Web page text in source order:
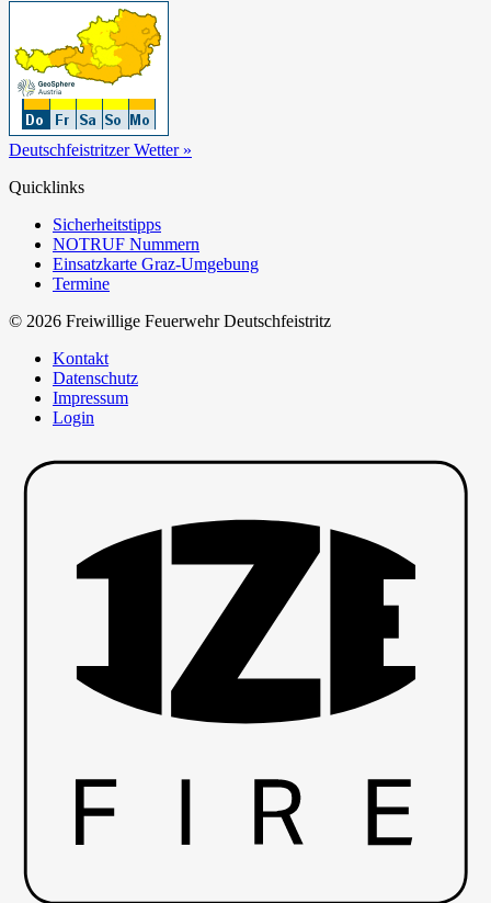
Deutschfeistritzer Wetter »
Quicklinks
Sicherheitstipps
NOTRUF Nummern
Einsatzkarte Graz-Umgebung
Termine
© 2026 Freiwillige Feuerwehr Deutschfeistritz
Kontakt
Datenschutz
Impressum
Login